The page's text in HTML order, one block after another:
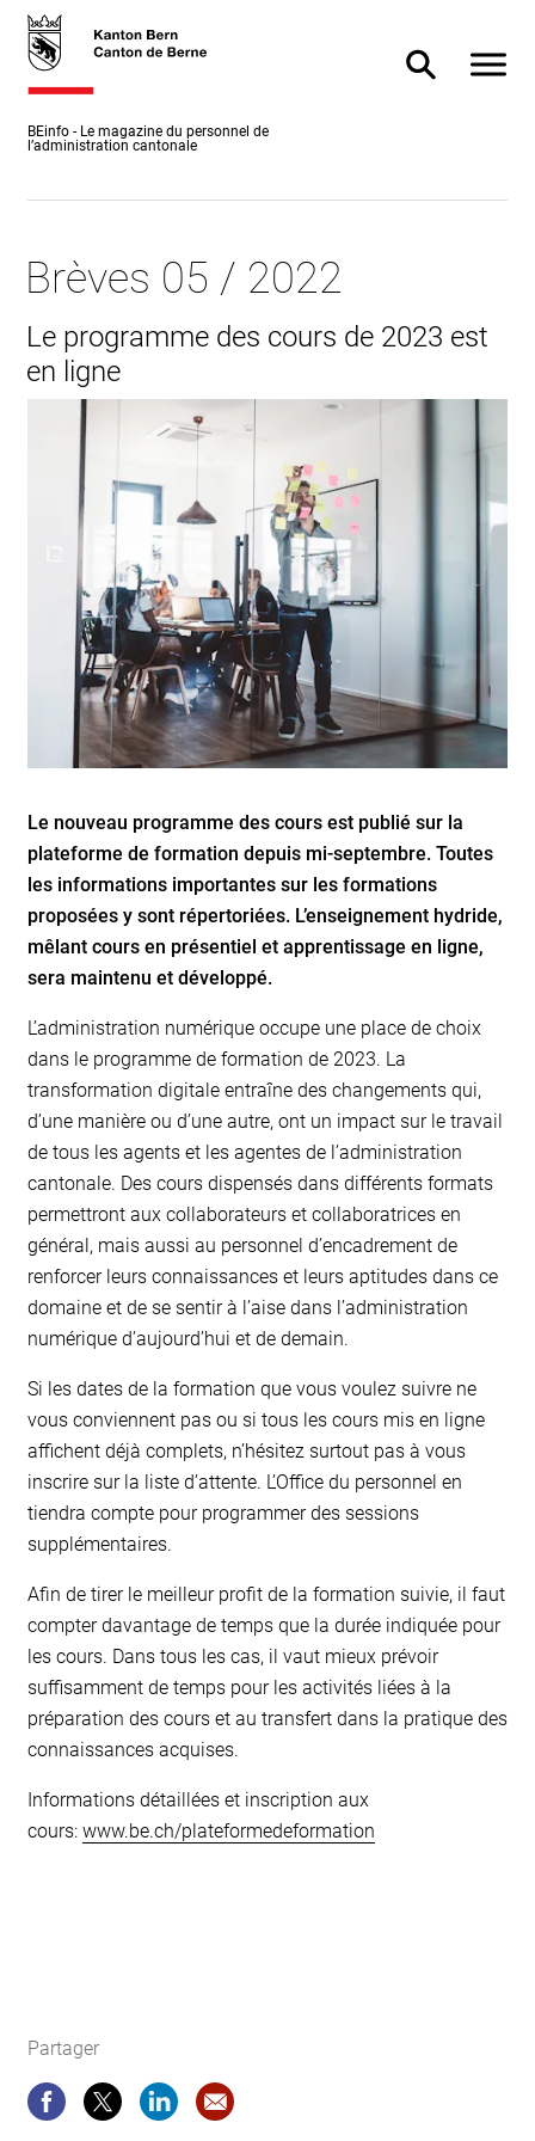
Accès
direct
skiplink.toNavigation
skiplink.toStartPage
Accès
direct à
BEinfo - Le magazine du personnel de
l’administration cantonale
Afficher/
Brèves 05 / 2022
Le programme des cours de 2023 est
en ligne
Le nouveau programme des cours est publié sur la
plateforme de formation depuis mi-septembre. Toutes
les informations importantes sur les formations
proposées y sont répertoriées. L’enseignement hydride,
mêlant cours en présentiel et apprentissage en ligne,
sera maintenu et développé.
L’administration numérique occupe une place de choix
dans le programme de formation de 2023. La
transformation digitale entraîne des changements qui,
d’une manière ou d’une autre, ont un impact sur le travail
de tous les agents et les agentes de l’administration
cantonale. Des cours dispensés dans différents formats
permettront aux collaborateurs et collaboratrices en
général, mais aussi au personnel d’encadrement de
renforcer leurs connaissances et leurs aptitudes dans ce
domaine et de se sentir à l’aise dans l’administration
numérique d’aujourd’hui et de demain.
Si les dates de la formation que vous voulez suivre ne
vous conviennent pas ou si tous les cours mis en ligne
affichent déjà complets, n’hésitez surtout pas à vous
inscrire sur la liste d’attente. L’Office du personnel en
tiendra compte pour programmer des sessions
supplémentaires.
Afin de tirer le meilleur profit de la formation suivie, il faut
compter davantage de temps que la durée indiquée pour
les cours. Dans tous les cas, il vaut mieux prévoir
suffisamment de temps pour les activités liées à la
préparation des cours et au transfert dans la pratique des
connaissances acquises.
Informations détaillées et inscription aux
cours: www.be.ch/plateformedeformation
Partager
PartagerPartagerPartagerRecommandation site web: Brèves